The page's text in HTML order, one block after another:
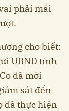
phải mái
cho biết:
UBND tỉnh
đã mời
sát đến
đã thực hiện